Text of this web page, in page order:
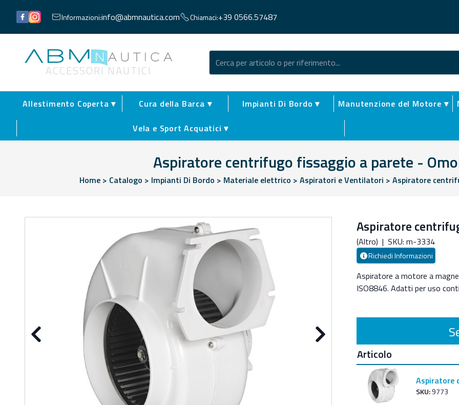
Informazioni:info@abmnautica.com Chiamaci:+39 0566.57487
Facebook
Instagram
Abm Nautica
ACCESSORI NAUTICI
Allestimento Coperta ▾ Cura della Barca ▾ Impianti Di Bordo ▾ Manutenzione del Motore ▾
Vela e Sport Acquatici ▾
Aspiratore centrifugo fissaggio a parete -
Home > Catalogo > Impianti Di Bordo > Materiale elettrico > Aspiratori e Ventilatori > Aspiratore
Precedente Successivo
Aspiratore
(Altro) | SKU: m-3334
Richiedi Informazioni
Aspiratore a motore a
ISO8846. Adatti per uso
Articolo
Aspiratore
SKU:9773